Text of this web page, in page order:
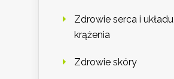
Zdrowie serca i układu
krążenia
Zdrowie skóry